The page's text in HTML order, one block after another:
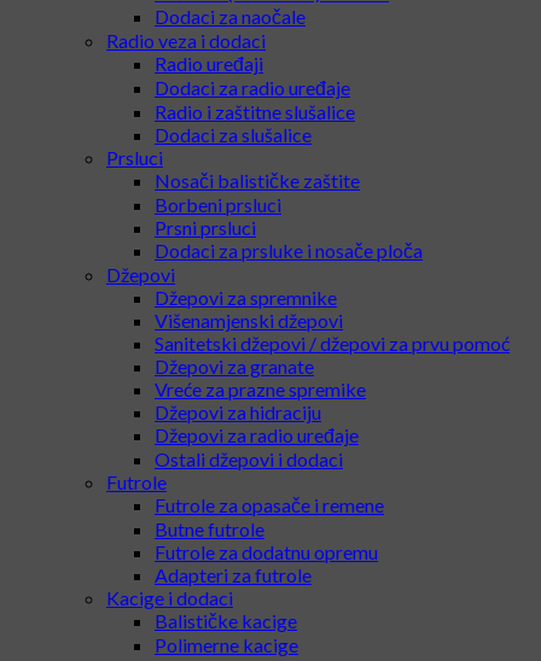
Dodaci za naočale
Radio veza i dodaci
Radio uređaji
Dodaci za radio uređaje
Radio i zaštitne slušalice
Dodaci za slušalice
Prsluci
Nosači balističke zaštite
Borbeni prsluci
Prsni prsluci
Dodaci za prsluke i nosače ploča
Džepovi
Džepovi za spremnike
Višenamjenski džepovi
Sanitetski džepovi / džepovi za prvu pomoć
Džepovi za granate
Vreće za prazne spremike
Džepovi za hidraciju
Džepovi za radio uređaje
Ostali džepovi i dodaci
Futrole
Futrole za opasače i remene
Butne futrole
Futrole za dodatnu opremu
Adapteri za futrole
Kacige i dodaci
Balističke kacige
Polimerne kacige